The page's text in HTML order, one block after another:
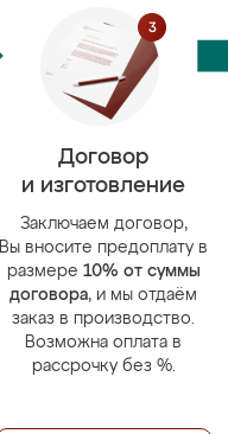
Договор
и изготовление
Заключаем договор,
Вы вносите предоплату в
размере 10% от суммы
договора, и мы отдаём
заказ в производство.
Возможна оплата в
рассрочку без %.